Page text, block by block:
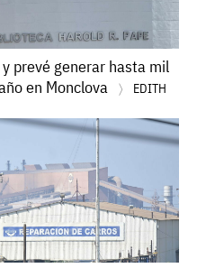
prevé generar hasta mil
en Monclova
EDITH